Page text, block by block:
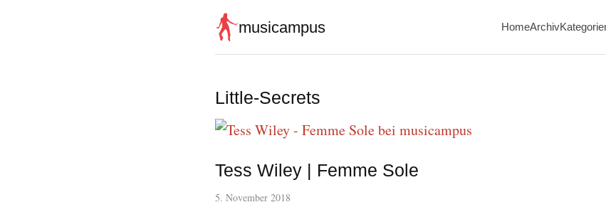
musicampus HomeArchiv
Little-Secrets
Tess Wiley | Femme Sole
5. November 2018